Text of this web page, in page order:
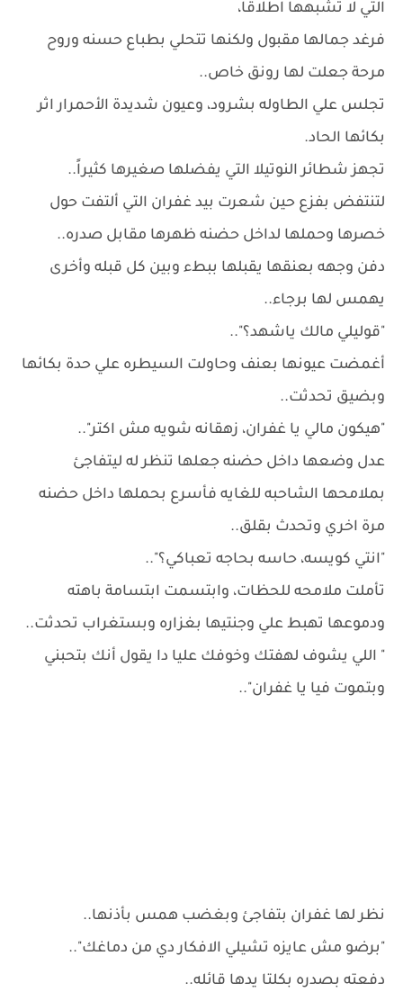
التي لا تشبهها اطلاقاً،
فرغد جمالها مقبول ولكنها تتحلي بطباع حسنه وروح
مرحة جعلت لها رونق خاص..
تجلس علي الطاوله بشرود، وعيون شديدة الأحمرار اثر
بكائها الحاد.
تجهز شطائر النوتيلا التي يفضلها صغيرها كثيراً..
لتنتفض بفزع حين شعرت بيد غفران التي ألتفت حول
خصرها وحملها لداخل حضنه ظهرها مقابل صدره..
دفن وجهه بعنقها يقبلها ببطء وبين كل قبله وأخرى
يهمس لها برجاء..
"قوليلي مالك ياشهد؟"..
أغمضت عيونها بعنف وحاولت السيطره علي حدة بكائها
وبضيق تحدثت..
"هيكون مالي يا غفران، زهقانه شويه مش اكتر"..
عدل وضعها داخل حضنه جعلها تنظر له ليتفاجئ
بملامحها الشاحبه للغايه فأسرع بحملها داخل حضنه
مرة اخري وتحدث بقلق..
"انتي كويسه، حاسه بحاجه تعباكي؟"..
تأملت ملامحه للحظات، وابتسمت ابتسامة باهته
ودموعها تهبط علي وجنتيها بغزاره وبستغراب تحدثت..
" اللي يشوف لهفتك وخوفك عليا دا يقول أنك بتحبني
وبتموت فيا يا غفران"..
نظر لها غفران بتفاجئ وبغضب همس بأذنها..
"برضو مش عايزه تشيلي الافكار دي من دماغك"..
دفعته بصدره بكلتا يدها قائله..